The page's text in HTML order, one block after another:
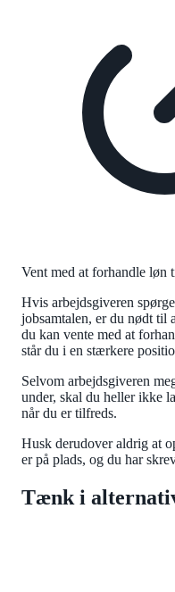
Vent med at forhandle løn
Hvis arbejdsgiveren
jobsamtalen, er du nødt til
du kan vente med at
står du i en stærkere
Selvom arbejdsgiveren
under, skal du heller ikke
når du er tilfreds.
Husk derudover aldrig at
er på plads, og du har
Tænk i